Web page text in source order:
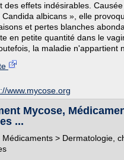
des effets indésirables.
albicans », elle
et pertes blanches
en petite quantité dans le
la maladie n'appartient
www.mycose.org
Mycose,
...
Médicaments > Dermatologie,